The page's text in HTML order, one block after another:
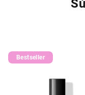
Bestseller